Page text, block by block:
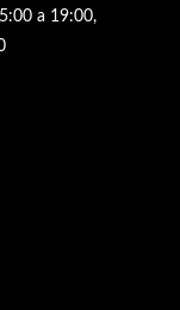
a 19:00,